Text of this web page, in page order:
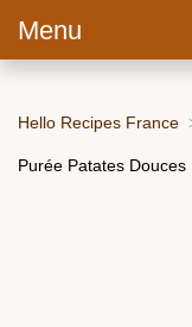
Menu
Hello Recipes France
Purée Patates